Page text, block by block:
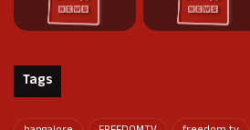
Tags